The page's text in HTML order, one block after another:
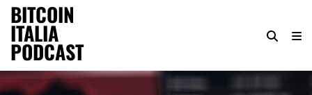
BITCOIN
ITALIA
PODCAST